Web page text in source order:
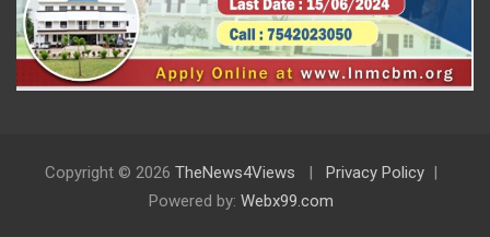
Copyright © 2026 TheNews4Views
Privacy Policy
Powered by: Webx99.com